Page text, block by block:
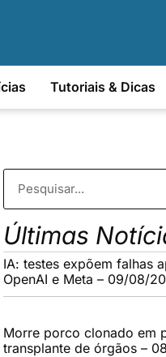
Tutoriais & Dicas
Últimas
IA: testes expõem falhas
OpenAI e Meta – 09/08/
Morre porco clonado em
transplante de órgãos –